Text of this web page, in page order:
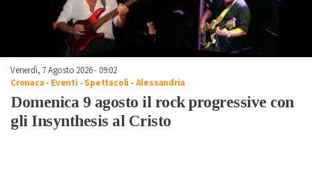
Venerdì, 7 Agosto 2026 - 09:02
Cronaca- Eventi -Spettacoli -Alessandria
Domenica 9 agosto il rock progressive con
gli Insynthesis al Cristo